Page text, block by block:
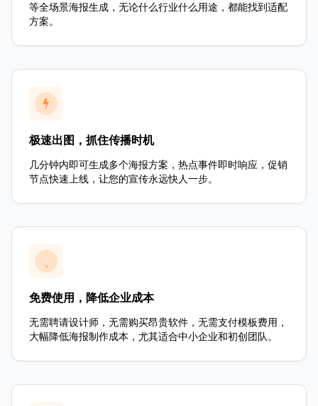
等全场景海报生成，无论什么行业什么用途，都能找到适配
方案。
极速出图，抓住传播时机
几分钟内即可生成多个海报方案，热点事件即时响应，促销
节点快速上线，让您的宣传永远快人一步。
免费使用，降低企业成本
无需聘请设计师，无需购买昂贵软件，无需支付模板费用，
大幅降低海报制作成本，尤其适合中小企业和初创团队。